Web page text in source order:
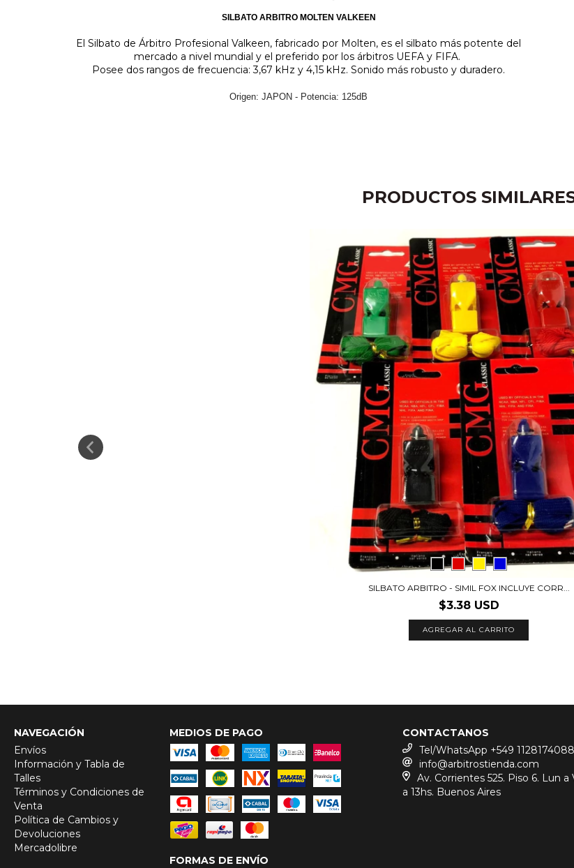
SILBATO ARBITRO MOLTEN VALKEEN
El Silbato de Árbitro Profesional Valkeen, fabricado por Molten, es el silbato más potente del
mercado a nivel mundial y el preferido por los árbitros UEFA y FIFA.
Posee dos rangos de frecuencia: 3,67 kHz y 4,15 kHz. Sonido más robusto y duradero.
Origen: JAPON - Potencia: 125dB
PRODUCTOS
SILBATO ARBITRO - SIMIL FOX INCLUYE CORR...
$3.38 USD
AGREGAR AL CARRITO
NAVEGACIÓN
Envíos
Información y Tabla de
Talles
Términos y Condiciones de
Venta
Política de Cambios y
Devoluciones
Mercadolibre
MEDIOS DE PAGO
FORMAS DE ENVÍO
CONTACTANOS
Tel/WhatsApp +549 1128174088
info@arbitrostienda.com
Av. Corrientes 525. Piso 6. Lun a
a 13hs. Buenos Aires